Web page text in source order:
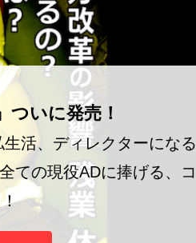
ついに発売！
活、ディレクターになる
ての現役ADに捧げる、コ